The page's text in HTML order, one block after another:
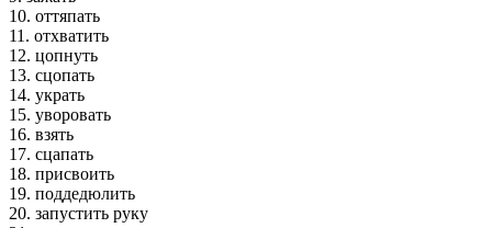
10. оттяпать
11. отхватить
12. цопнуть
13. сцопать
14. украть
15. уворовать
16. взять
17. сцапать
18. присвоить
19. поддедюлить
20. запустить руку